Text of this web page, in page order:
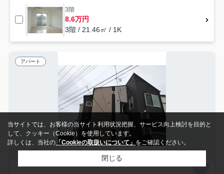
3階
8.6万円
3階 / 21.46㎡ / 1K
アパート
当サイトでは、お客様の当サイト利用状況把握、サービス向上検討を目的と
して、クッキー（Cookie）を使用しています。
詳しくは、当社の 「Cookieの取扱いについて」 をご確認ください。
閉じる